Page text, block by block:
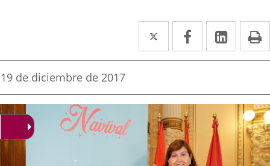
Twitter
Enlace
a
aplicación
externa.
Facebook
Enlace
a
aplicación
externa.
Enlace
a
Fecha
la
noticia
19 de diciembre de 2017